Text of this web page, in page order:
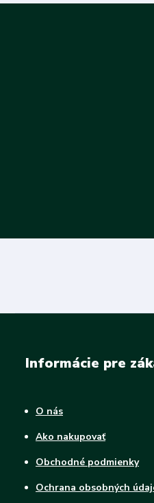
Informácie pre
O nás
Ako nakupovať
Obchodné podmienky
Ochrana obsobných